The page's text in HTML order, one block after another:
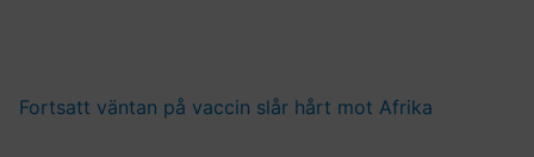
Fortsatt väntan på vaccin slår hårt mot Afrika